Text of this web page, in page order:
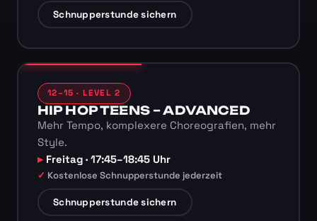
Schnupperstunde sichern
12–15 · LEVEL 2
HIP HOP TEENS – ADVANCED
Mehr Tempo, komplexere Choreografien, mehr
Style.
Freitag · 17:45–18:45 Uhr
Kostenlose Schnupperstunde jederzeit
Schnupperstunde sichern